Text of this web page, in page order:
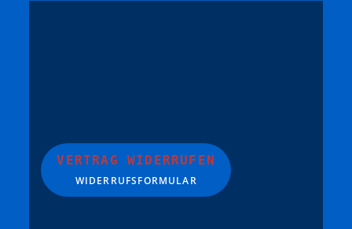
VERTRAG WIDERRUFEN
WIDERRUFSFORMULAR